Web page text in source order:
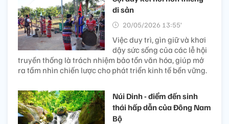
di sản
20/05/2026 13:55’
Việc duy trì, gìn giữ và khơi
dậy sức sống của các lễ hội
truyền thống là trách nhiệm bảo tồn văn hóa, giúp mở
ra tầm nhìn chiến lược cho phát triển kinh tế bền vững.
Núi Dinh - điểm đến sinh
thái hấp dẫn của Đông Nam
Bộ